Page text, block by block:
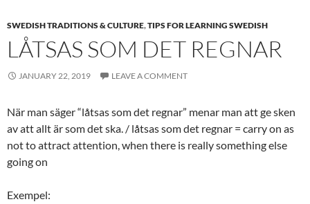
SWEDISH TRADITIONS & CULTURE,TIPS FOR LEARNING SWEDISH
LÅTSAS SOM DET REGNAR
JANUARY 22, 2019 LEAVE A COMMENT
När man säger “låtsas som det regnar” menar man att ge sken
av att allt är som det ska. / låtsas som det regnar = carry on as
not to attract attention, when there is really something else
going on
Exempel: